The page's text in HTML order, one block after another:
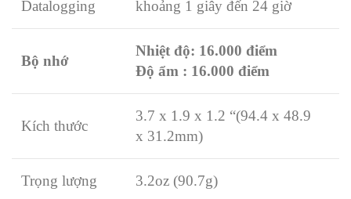
Datalogging khoảng 1 giây đến 24 giờ
Bộ nhớ
Nhiệt độ: 16.000 điểm
Độ ẩm : 16.000 điểm
Kích thước
3.7 x 1.9 x 1.2 “(94.4 x 48.9
x 31.2mm)
Trọng lượng 3.2oz (90.7g)